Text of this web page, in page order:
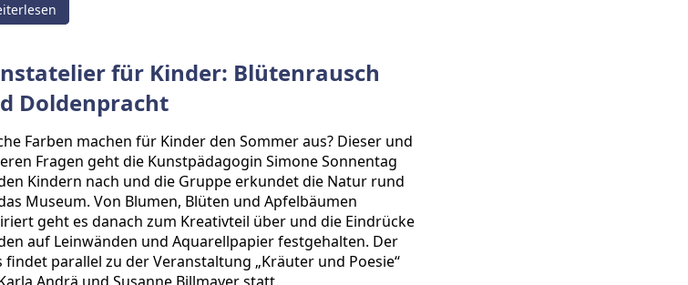
für Kinder: Blütenrausch
Doldenpracht
Farben machen für Kinder den Sommer aus? Dieser und
Fragen geht die Kunstpädagogin Simone Sonnentag
Kindern nach und die Gruppe erkundet die Natur rund
Museum. Von Blumen, Blüten und Apfelbäumen
geht es danach zum Kreativteil über und die Eindrücke
auf Leinwänden und Aquarellpapier festgehalten. Der
findet parallel zu der Veranstaltung „Kräuter und Poesie“